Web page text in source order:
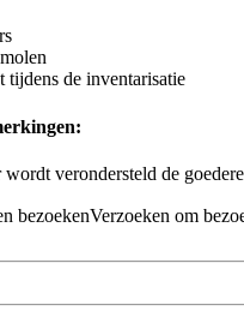
tijdens de inventarisatie
verondersteld de
bezoekenVerzoeken om